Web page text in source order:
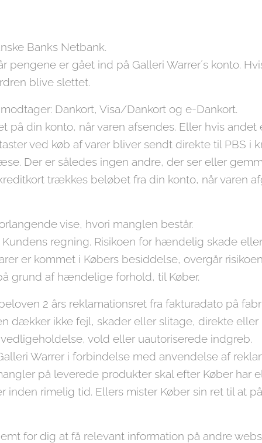
Banks Netbank.
pengene er gået ind på Galleri Warrer´s konto.
blive slettet.
Dankort, Visa/Dankort og e-Dankort.
på din konto, når varen afsendes. Eller hvis
ved køb af varer bliver sendt direkte til PBS i
Der er således ingen andre, der ser eller
trækkes beløbet fra din konto, når varen
vise, hvori manglen består.
regning. Risikoen for hændelig skade
er kommet i Købers besiddelse, overgår
grund af hændelige forhold, til Køber.
2 års reklamationsret fra fakturadato på
dækker ikke fejl, skader eller slitage, direkte
vold eller uautoriserede indgreb.
Warrer i forbindelse med anvendelse af
på leverede produkter skal efter Køber har
inden rimelig tid. Ellers mister Køber sin ret til at
for dig at få relevant information på andre